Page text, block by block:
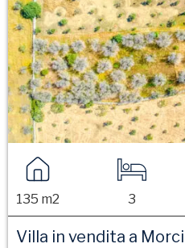
135 m2 3
Villa in vendita a